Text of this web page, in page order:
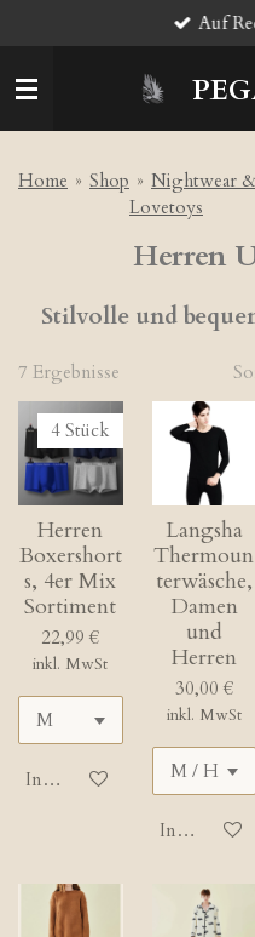
Hauptinhalt
springen
Auf
Home » Shop » Nightwear &
Lovetoys
Herren
Stilvolle und
7 Ergebnisse
4 Stück
Herren
Boxershort
s, 4er Mix
Sortiment
22,99 €
inkl. MwSt
In den Warenkorb
Langsha
Thermoun
terwäsche,
Damen
und
Herren
30,00 €
inkl. MwSt
In den